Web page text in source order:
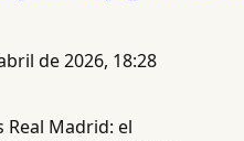
de 2026, 18:28